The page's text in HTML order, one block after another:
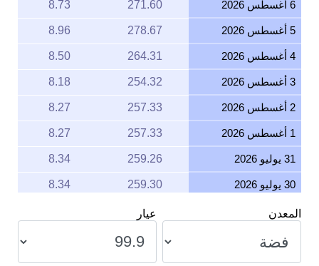
6 أغسطس 2026 271.60
8.73
5 أغسطس 2026 278.67
8.96
4 أغسطس 2026 264.31
8.50
3 أغسطس 2026 254.32
8.18
2 أغسطس 2026 257.33
8.27
1 أغسطس 2026 257.33
8.27
31 يوليو 2026 259.26
8.34
30 يوليو 2026 259.30
8.34
29 يوليو 2026 254.63
28 يوليو 2026 251.80
27 يوليو 2026 257.15
8.27
المعدن عيار